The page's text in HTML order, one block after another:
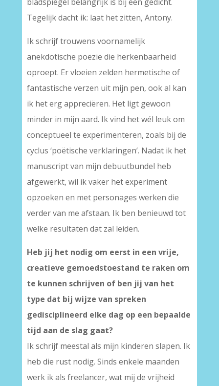
Tegelijk dacht ik: laat het zitten, Antony.
Ik schrijf trouwens voornamelijk
anekdotische poëzie die herkenbaarheid
oproept. Er vloeien zelden hermetische of
fantastische verzen uit mijn pen, ook al kan
ik het erg appreciëren. Het ligt gewoon
minder in mijn aard. Ik vind het wél leuk om
conceptueel te experimenteren, zoals bij de
cyclus ‘poëtische verklaringen’. Nadat ik het
manuscript van mijn debuutbundel heb
afgewerkt, wil ik vaker het experiment
opzoeken en met personages werken die
verder van me afstaan. Ik ben benieuwd tot
welke resultaten dat zal leiden.
Heb jij het nodig om eerst in een vrije,
creatieve gemoedstoestand te raken om
te kunnen schrijven of ben jij van het
type dat bij wijze van spreken
gedisciplineerd elke dag op een bepaalde
tijd aan de slag gaat?
Ik schrijf meestal als mijn kinderen slapen. Ik
heb die rust nodig. Sinds enkele maanden
werk ik als freelancer, wat mij de vrijheid